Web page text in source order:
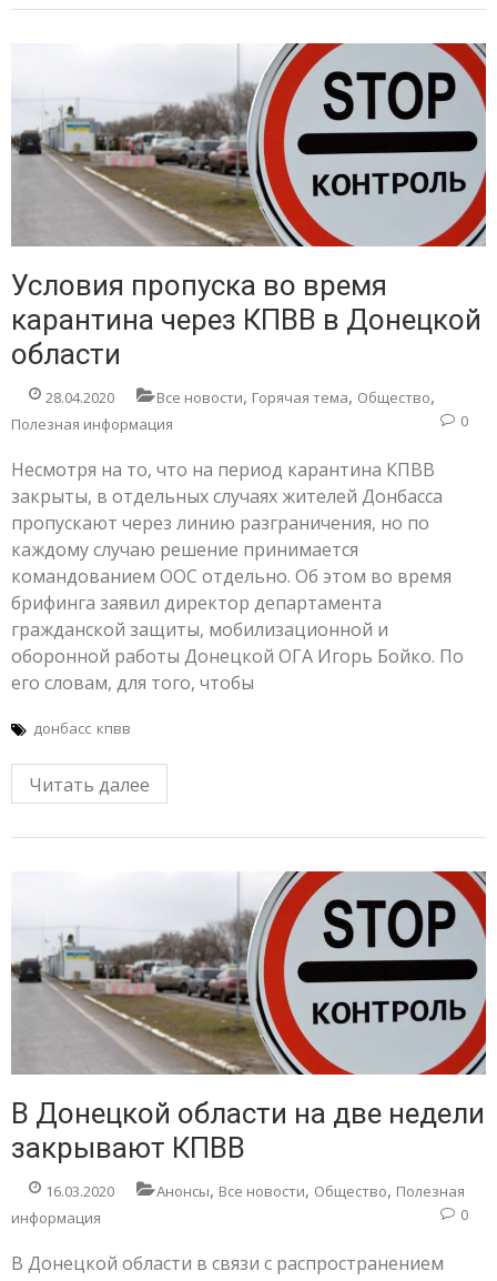
Условия пропуска во время
карантина через КПВВ в Донецкой
области
28.04.2020 Все новости, Горячая тема, Общество,
Полезная информация 0
Несмотря на то, что на период карантина КПВВ
закрыты, в отдельных случаях жителей Донбасса
пропускают через линию разграничения, но по
каждому случаю решение принимается
командованием ООС отдельно. Об этом во время
брифинга заявил директор департамента
гражданской защиты, мобилизационной и
оборонной работы Донецкой ОГА Игорь Бойко. По
его словам, для того, чтобы
донбасс кпвв
Читать далее
В Донецкой области на две недели
закрывают КПВВ
16.03.2020 Анонсы, Все новости, Общество, Полезная
информация
0
В Донецкой области в связи с распространением